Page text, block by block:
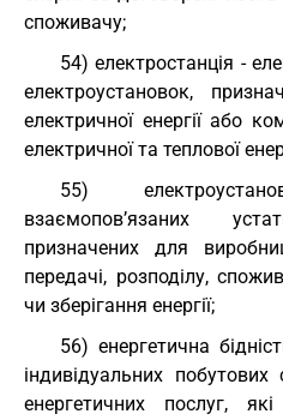
споживачу;
54) електростанція -
електроустановок,
електричної енергії або
електричної та теплової
55)
взаємопов’язаних
призначених для
передачі, розподілу,
чи зберігання енергії;
56) енергетична
індивідуальних
енергетичних послуг,